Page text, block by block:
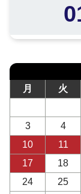
月
火
3
4
10
11
17
18
24
25